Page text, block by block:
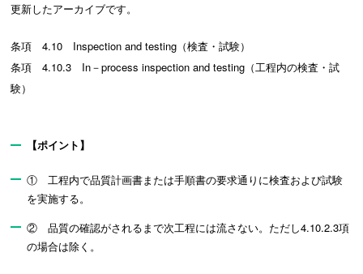
更新したアーカイブです。
条項 4.10 Inspection and testing（検査・試験）
条項 4.10.3 In－process inspection and testing（工程内の検査・試
験）
【ポイント】
① 工程内で品質計画書または手順書の要求通りに検査および試験
を実施する。
② 品質の確認がされるまで次工程には流さない。ただし4.10.2.3項
の場合は除く。